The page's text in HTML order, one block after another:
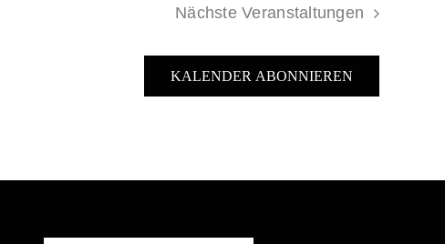
NächsteVeranstaltungen
KALENDER ABONNIEREN